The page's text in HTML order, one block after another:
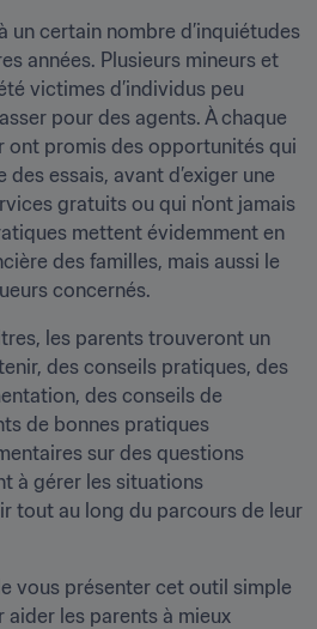
un certain nombre d’inquiétudes
années. Plusieurs mineurs et
victimes d’individus peu
pour des agents. À chaque
ont promis des opportunités qui
essais, avant d’exiger une
gratuits ou qui n'ont jamais
mettent évidemment en
des familles, mais aussi le
concernés.
les parents trouveront un
des conseils pratiques, des
des conseils de
de bonnes pratiques
sur des questions
à gérer les situations
tout au long du parcours de leur
vous présenter cet outil simple
les parents à mieux